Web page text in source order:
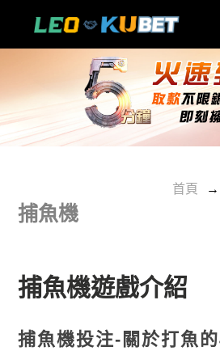
CQ9世界杯投注站世足投注技巧分析
攻略整理
首頁
捕魚機
捕魚機遊戲介紹
捕魚機投注-關於打魚